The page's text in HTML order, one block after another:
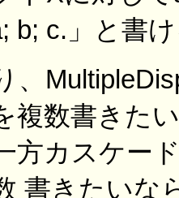
b; c.」と書
、
複数書きた
方カスケー
書きたいな